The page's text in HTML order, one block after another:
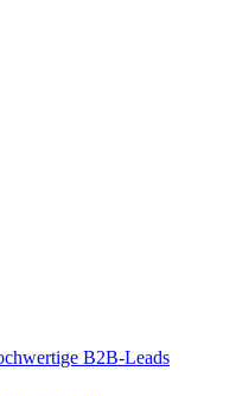
B2B-Leads